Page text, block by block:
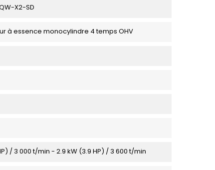
X2-SD
à essence monocylindre 4 temps OHV
/ 3 000 t/min - 2.9 kW (3.9 HP) / 3 600 t/min